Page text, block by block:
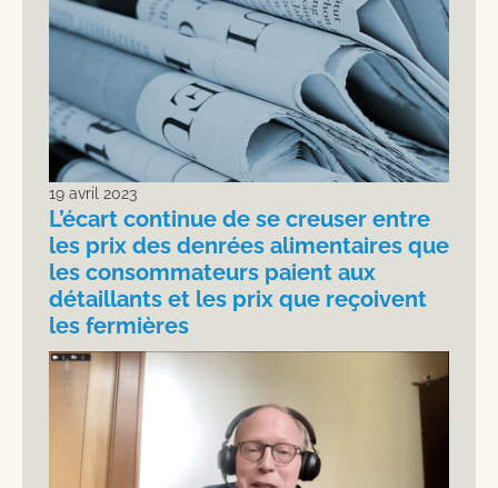
19 avril 2023
L’écart continue de se creuser entre
les prix des denrées alimentaires que
les consommateurs paient aux
détaillants et les prix que reçoivent
les fermières